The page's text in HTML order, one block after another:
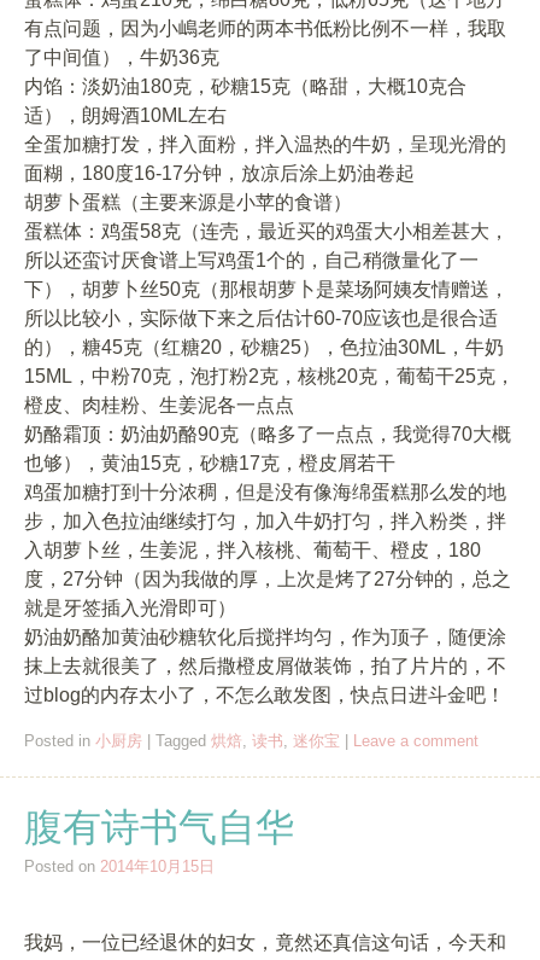
有点问题，因为小嶋老师的两本书低粉比例不一样，我取
了中间值），牛奶36克
内馅：淡奶油180克，砂糖15克（略甜，大概10克合
适），朗姆酒10ML左右
全蛋加糖打发，拌入面粉，拌入温热的牛奶，呈现光滑的
面糊，180度16-17分钟，放凉后涂上奶油卷起
胡萝卜蛋糕（主要来源是小苹的食谱）
蛋糕体：鸡蛋58克（连壳，最近买的鸡蛋大小相差甚大，
所以还蛮讨厌食谱上写鸡蛋1个的，自己稍微量化了一
下），胡萝卜丝50克（那根胡萝卜是菜场阿姨友情赠送，
所以比较小，实际做下来之后估计60-70应该也是很合适
的），糖45克（红糖20，砂糖25），色拉油30ML，牛奶
15ML，中粉70克，泡打粉2克，核桃20克，葡萄干25克，
橙皮、肉桂粉、生姜泥各一点点
奶酪霜顶：奶油奶酪90克（略多了一点点，我觉得70大概
也够），黄油15克，砂糖17克，橙皮屑若干
鸡蛋加糖打到十分浓稠，但是没有像海绵蛋糕那么发的地
步，加入色拉油继续打匀，加入牛奶打匀，拌入粉类，拌
入胡萝卜丝，生姜泥，拌入核桃、葡萄干、橙皮，180
度，27分钟（因为我做的厚，上次是烤了27分钟的，总之
就是牙签插入光滑即可）
奶油奶酪加黄油砂糖软化后搅拌均匀，作为顶子，随便涂
抹上去就很美了，然后撒橙皮屑做装饰，拍了片片的，不
过blog的内存太小了，不怎么敢发图，快点日进斗金吧！
Posted in 小厨房 Tagged 烘焙, 读书, 迷你宝 Leave a comment
腹有诗书气自华
Posted on 2014年10月15日
我妈，一位已经退休的妇女，竟然还真信这句话，今天和